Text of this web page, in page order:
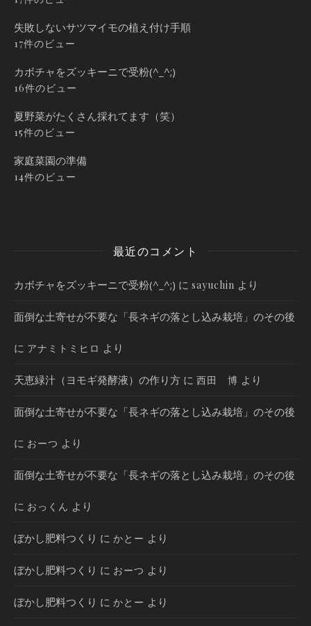
失敗しないサツマイモの植え付け手順
17件のビュー
カボチャをズッキーニで受粉(^_^;)
16件のビュー
夏野菜がたくさん採れてます（笑）
15件のビュー
家庭菜園の準備
14件のビュー
最近のコメント
カボチャをズッキーニで受粉(^_^;) に sayuchin より
面倒な土寄せが不要な「長ネギの落とし込み栽培」のその後
に アナミトミヒロ より
天恵緑汁（ヨモギ発酵液）の作り方 に 西田 博 より
面倒な土寄せが不要な「長ネギの落とし込み栽培」のその後
に おーつ より
面倒な土寄せが不要な「長ネギの落とし込み栽培」のその後
に おっくん より
ぼかし肥料つくり に かとー より
ぼかし肥料つくり に おーつ より
ぼかし肥料つくり に かとー より